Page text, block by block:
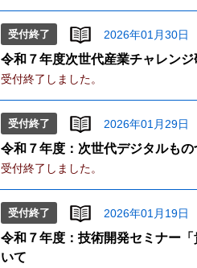
受付終了 2026年01月30日
令和７年度次世代産業チャレン
受付終了しました。
受付終了 2026年01月29日
令和７年度：次世代デジタルも
受付終了しました。
受付終了 2026年01月19日
令和７年度：技術開発セミナー
いて